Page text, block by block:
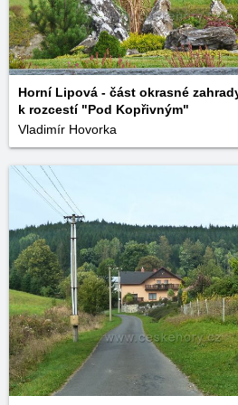
Horní Lipová - část okrasné
k rozcestí "Pod Kopřivným"
Vladimír Hovorka